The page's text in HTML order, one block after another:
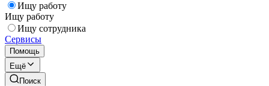
Ищу работу
Ищу работу
Ищу сотрудника
Сервисы
Помощь
Ещё
Поиск